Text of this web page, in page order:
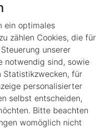
ein optimales
zählen Cookies, die für
unserer
notwendig sind, sowie
Statistikzwecken, für
personalisierter
selbst entscheiden,
Bitte beachten
womöglich nicht